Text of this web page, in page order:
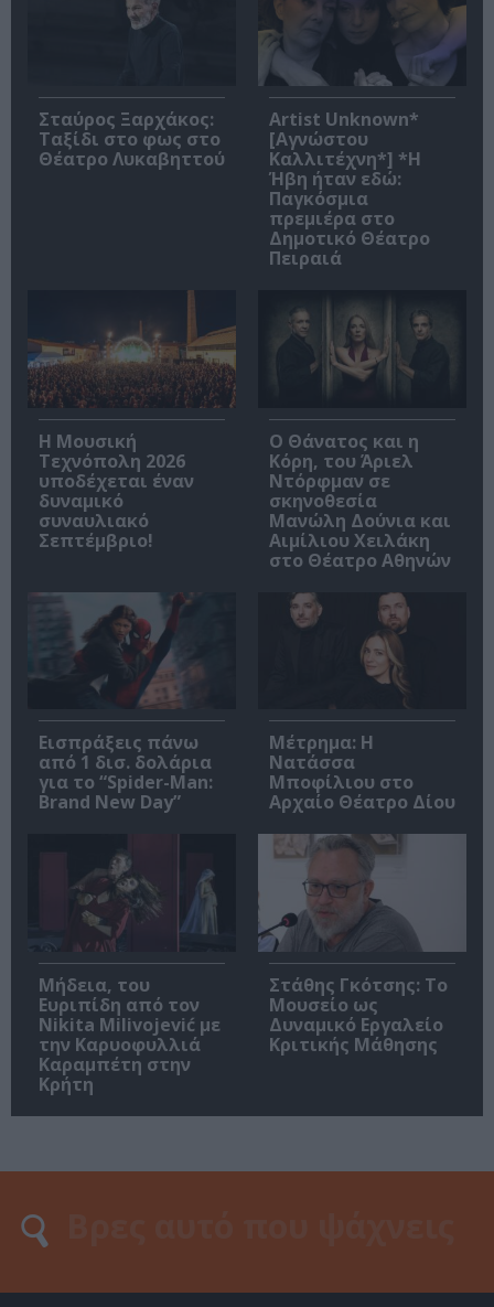
Σταύρος Ξαρχάκος:
Ταξίδι στο φως στο
Θέατρο Λυκαβηττού
Artist Unknown*
[Αγνώστου
Καλλιτέχνη*] *Η
Ήβη ήταν εδώ:
Παγκόσμια
πρεμιέρα στο
Δημοτικό Θέατρο
Πειραιά
Η Μουσική
Τεχνόπολη 2026
υποδέχεται έναν
δυναμικό
συναυλιακό
Σεπτέμβριο!
Ο Θάνατος και η
Κόρη, του Άριελ
Ντόρφμαν σε
σκηνοθεσία
Μανώλη Δούνια και
Αιμίλιου Χειλάκη
στο Θέατρο Αθηνών
Εισπράξεις πάνω
από 1 δισ. δολάρια
για το “Spider-Man:
Brand New Day”
Μέτρημα: Η
Νατάσσα
Μποφίλιου στο
Αρχαίο Θέατρο Δίου
Μήδεια, του
Ευριπίδη από τον
Nikita Milivojević με
την Καρυοφυλλιά
Καραμπέτη στην
Κρήτη
Στάθης Γκότσης: Το
Μουσείο ως
Δυναμικό Εργαλείο
Κριτικής Μάθησης